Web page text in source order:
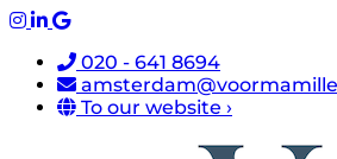
020 - 641 8694
To our website ›